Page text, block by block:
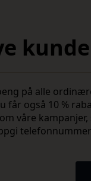
på alle
får også 10 %
våre